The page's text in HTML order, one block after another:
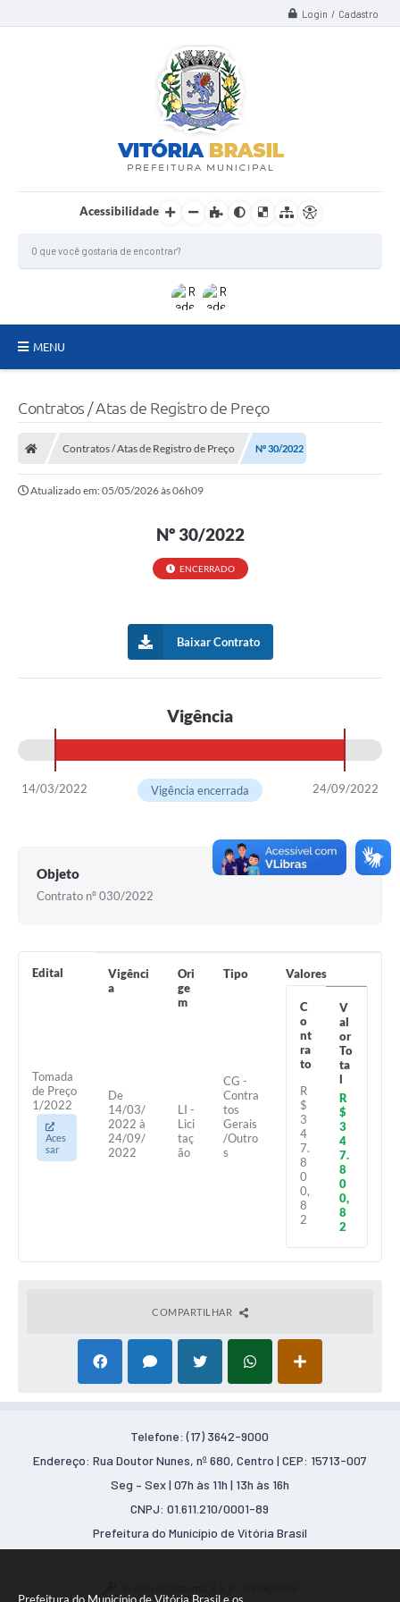
Login / Cadastro
Acessibilidade
MENU
CONSELHOS MUNICIPAIS
CONTROLE INTERNO
Audiências Públicas
Ouvidoria
Editais
Contato
Contratos / Atas de Registro de Preço
Contratos / Atas de Registro de Preço Nº 30/2022
Atualizado em: 05/05/2026 às 06h09
Nº 30/2022
ENCERRADO
Baixar Contrato
Vigência
14/03/2022 24/09/2022
Vigência encerrada
Objeto
Contrato nº 030/2022
Edital
Tomada
de Preço
1/2022
Aces
sar
Vigênci
a
De
14/03/
2022 à
24/09/
2022
Ori
ge
m
LI -
Lici
taç
ão
Tipo
CG -
Contra
tos
Gerais
/Outro
s
Valores
C
o
nt
ra
to
R
$
3
4
7.
8
0
0,
8
2
V
al
or
To
ta
l
R
$
3
4
7.
8
0
0,
8
2
COMPARTILHAR
Telefone: (17) 3642-9000
Endereço: Rua Doutor Nunes, nº 680, Centro | CEP: 15713-007
Seg – Sex | 07h às 11h | 13h às 16h
CNPJ: 01.611.210/0001-89
Prefeitura do Município de Vitória Brasil